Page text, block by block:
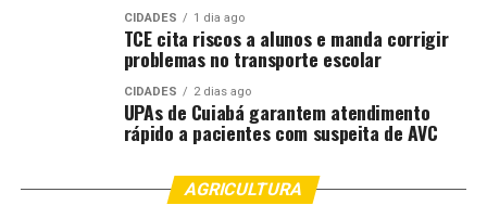
CIDADES 1 dia ago
TCE cita riscos a alunos e manda corrigir
problemas no transporte escolar
CIDADES 2 dias ago
UPAs de Cuiabá garantem atendimento
rápido a pacientes com suspeita de AVC
AGRICULTURA